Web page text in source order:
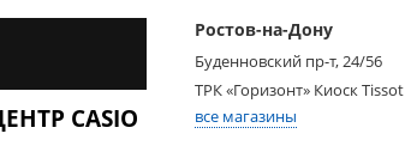
CASIO
Ростов-на-Дону
Буденновский пр-т, 24/56
ТРК «Горизонт» Киоск Tissot
все магазины